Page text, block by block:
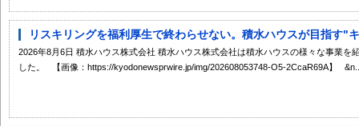
リスキリングを福利厚生で終わらせない。積水ハウスが目指す"
2026年8月6日 積水ハウス株式会社 積水ハウス株式会社は積水ハウスの様々な事業を
した。 【画像：https://kyodonewsprwire.jp/img/202608053748-O5-2CcaR69A】